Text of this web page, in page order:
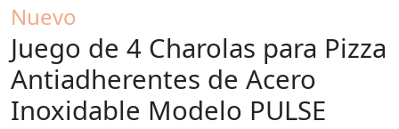
Nuevo
Juego de 4 Charolas para Pizza
Antiadherentes de Acero
Inoxidable Modelo PULSE